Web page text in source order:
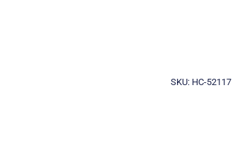
SKU: HC-52117